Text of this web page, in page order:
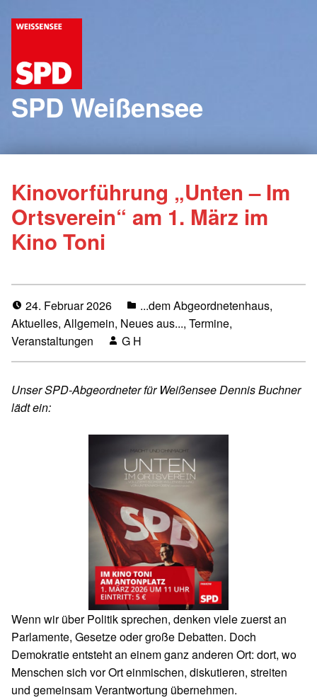
SPD Weißensee
Kinovorführung „Unten – Im
Ortsverein“ am 1. März im
Kino Toni
24. Februar 2026 ...dem Abgeordnetenhaus,
Aktuelles, Allgemein, Neues aus..., Termine,
Veranstaltungen
G H
Unser SPD-Abgeordneter für Weißensee Dennis Buchner
lädt ein:
Wenn wir über Politik sprechen, denken viele zuerst an
Parlamente, Gesetze oder große Debatten. Doch
Demokratie entsteht an einem ganz anderen Ort: dort, wo
Menschen sich vor Ort einmischen, diskutieren, streiten
und gemeinsam Verantwortung übernehmen.